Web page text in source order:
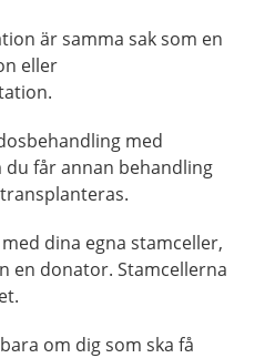
är samma sak som en
eller
med
får annan behandling
dina egna stamceller,
en donator. Stamcellerna
om dig som ska få